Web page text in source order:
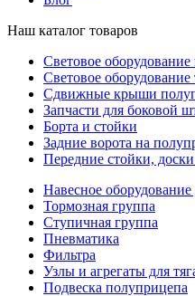
Наш каталог товаров
Световое
Световое оборудование
Сдвижные крыши
Запчасти для боковой
Борта и стойки
Задние ворота на
Передние стойки,
Навесное
Тормозная группа
Ступичная группа
Пневматика
Фильтра
Узлы и агрегаты для
Подвеска полуприцепа